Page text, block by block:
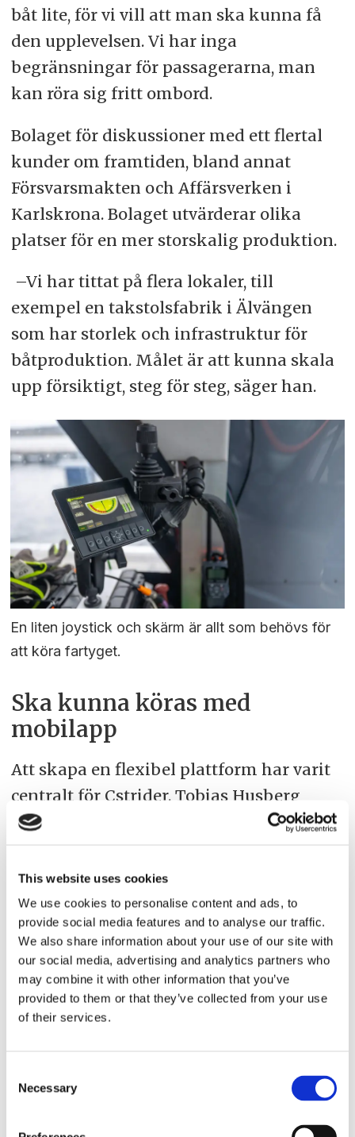
This website uses cookies
We use cookies to personalise content and ads, to
provide social media features and to analyse our traffic.
We also share information about your use of our site with
our social media, advertising and analytics partners who
may combine it with other information that you’ve
provided to them or that they’ve collected from your use
of their services.
Selection
Necessary
båt lite, för vi vill att man ska kunna få
den upplevelsen. Vi har inga
begränsningar för passagerarna, man
kan röra sig fritt ombord.
Bolaget för diskussioner med ett flertal
kunder om framtiden, bland annat
Försvarsmakten och Affärsverken i
Karlskrona. Bolaget utvärderar olika
platser för en mer storskalig produktion.
–Vi har tittat på flera lokaler, till
exempel en takstolsfabrik i Älvängen
som har storlek och infrastruktur för
båtproduktion. Målet är att kunna skala
upp försiktigt, steg för steg, säger han.
En liten joystick och skärm är allt som behövs för
att köra fartyget.
Ska kunna köras med
mobilapp
Att skapa en flexibel plattform har varit
centralt för Cstrider. Tobias Husberg
beskriver hur både interiör och
användningsområden.
–Vi har ett helt plant golv och rails som
gör det möjligt att snabbt konfigurera
om båten, för passagerare, cyklar eller
last.
enda som syns är i aktern på